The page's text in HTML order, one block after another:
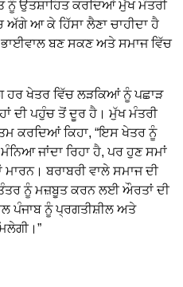
ਉਤਸ਼ਾਹਿਤ ਕਰਦਿਆਂ ਮੁੱਖ ਮੰਤਰੀ
ਅੱਗੇ ਆ ਕੇ ਹਿੱਸਾ ਲੈਣਾ ਚਾਹੀਦਾ ਹੈ
ਬਣ ਸਕਣ ਅਤੇ ਸਮਾਜ ਵਿੱਚ
ਹਰ ਖੇਤਰ ਵਿੱਚ ਲੜਕਿਆਂ ਨੂੰ ਪਛਾੜ
ਦੀ ਪਹੁੰਚ ਤੋਂ ਦੂਰ ਹੈ। ਮੁੱਖ ਮੰਤਰੀ
ਕਰਦਿਆਂ ਕਿਹਾ, “ਇਸ ਖੇਤਰ ਨੂੰ
ਜਾਂਦਾ ਰਿਹਾ ਹੈ, ਪਰ ਹੁਣ ਸਮਾਂ
ਬਰਾਬਰੀ ਵਾਲੇ ਸਮਾਜ ਦੀ
ਨੂੰ ਮਜ਼ਬੂਤ ਕਰਨ ਲਈ ਔਰਤਾਂ ਦੀ
ਪੰਜਾਬ ਨੂੰ ਪ੍ਰਗਤੀਸ਼ੀਲ ਅਤੇ